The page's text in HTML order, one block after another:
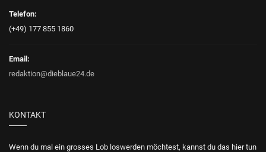
Telefon:
(+49) 177 855 1860
Email:
redaktion@dieblaue24.de
KONTAKT
Wenn du mal ein grosses Lob loswerden möchtest, kannst du das hier tun